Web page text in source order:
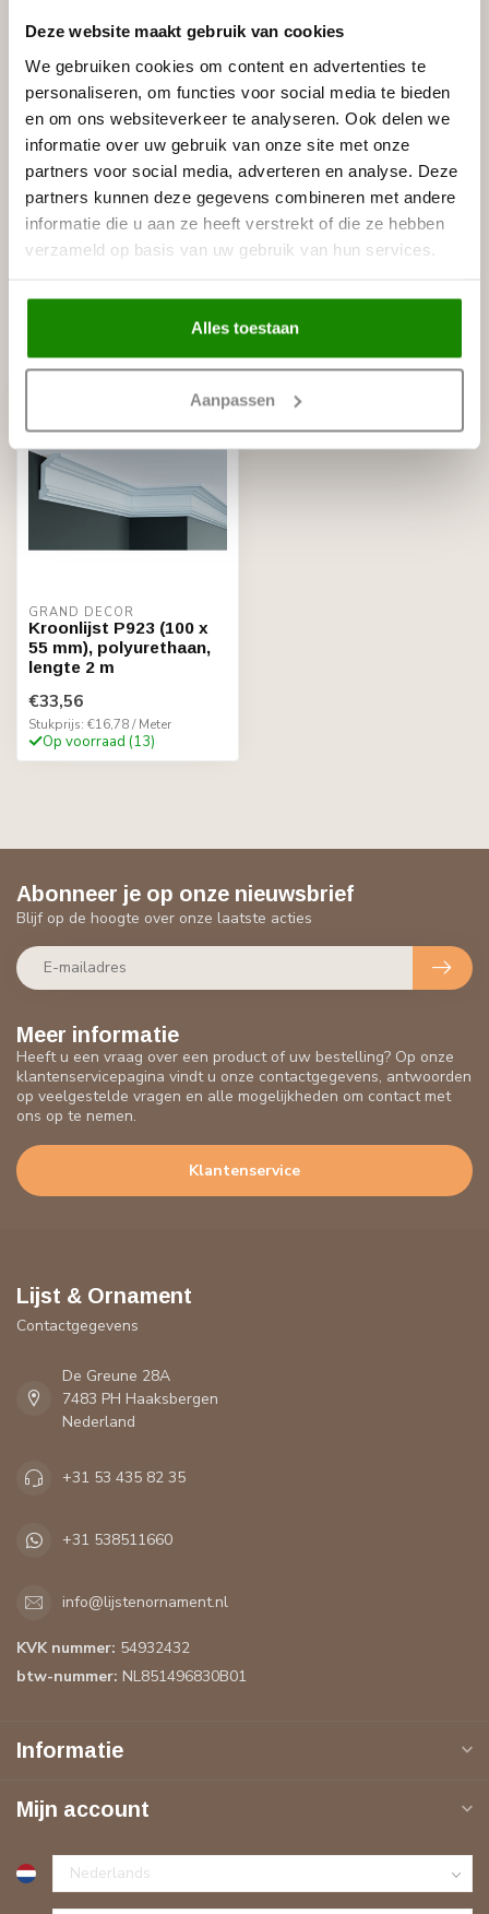
Deze website maakt gebruik van cookies
We gebruiken cookies om content en advertenties te
personaliseren, om functies voor social media te bieden
en om ons websiteverkeer te analyseren. Ook delen we
informatie over uw gebruik van onze site met onze
partners voor social media, adverteren en analyse. Deze
partners kunnen deze gegevens combineren met andere
informatie die u aan ze heeft verstrekt of die ze hebben
verzameld op basis van uw gebruik van hun services.
Alles toestaan
Aanpassen
Gerelateerde producten
NMC Verstekbak MDF voor
sierlijsten t/m 10 cm, (Large)
Op voorraad
€29,95
NMC
NMC Adefix lijmkoker 310 ml €8,95
GRAND DECOR
Kroonlijst P923 (100 x
55 mm), polyurethaan,
lengte 2 m
€33,56
Stukprijs: €16,78 / Meter
Op voorraad (13)
Meer informatie
Heeft u een vraag over een product of uw bestelling? Op onze
klantenservicepagina vindt u onze contactgegevens, antwoorden
op veelgestelde vragen en alle mogelijkheden om contact met
ons op te nemen.
Klantenservice
Abonneer je op onze nieuwsbrief
Blijf op de hoogte over onze laatste acties
Lijst & Ornament
Contactgegevens
De Greune 28A
7483 PH Haaksbergen
Nederland
+31 53 435 82 35
+31 538511660
info@lijstenornament.nl
KVK nummer: 54932432
btw-nummer: NL851496830B01
Informatie
Mijn account